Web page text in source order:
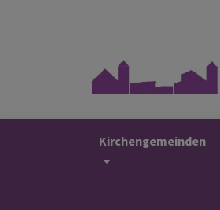
Kirchengemeinden